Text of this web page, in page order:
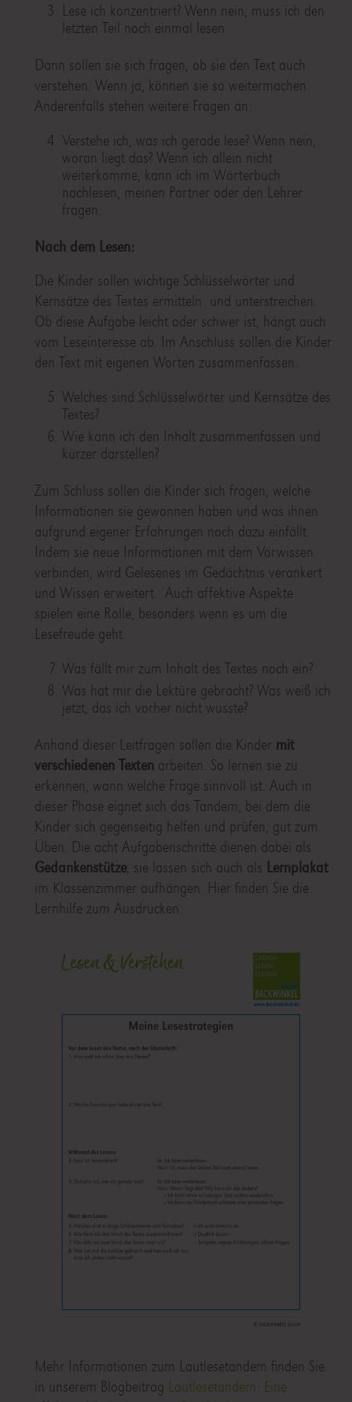
Lese ich konzentriert? Wenn nein, muss ich den
letzten Teil noch einmal lesen.
Dann sollen sie sich fragen, ob sie den Text auch
verstehen. Wenn ja, können sie so weitermachen.
Anderenfalls stehen weitere Fragen an:
Verstehe ich, was ich gerade lese? Wenn nein,
woran liegt das? Wenn ich allein nicht
weiterkomme, kann ich im Wörterbuch
nachlesen, meinen Partner oder den Lehrer
fragen.
Nach dem Lesen:
Die Kinder sollen wichtige Schlüsselwörter und
Kernsätze des Textes ermitteln und unterstreichen.
Ob diese Aufgabe leicht oder schwer ist, hängt auch
vom Leseinteresse ab. Im Anschluss sollen die Kinder
den Text mit eigenen Worten zusammenfassen.
Welches sind Schlüsselwörter und Kernsätze des
Textes?
Wie kann ich den Inhalt zusammenfassen und
kürzer darstellen?
Zum Schluss sollen die Kinder sich fragen, welche
Informationen sie gewonnen haben und was ihnen
aufgrund eigener Erfahrungen noch dazu einfällt.
Indem sie neue Informationen mit dem Vorwissen
verbinden, wird Gelesenes im Gedächtnis verankert
und Wissen erweitert. Auch affektive Aspekte
spielen eine Rolle, besonders wenn es um die
Lesefreude geht.
Was fällt mir zum Inhalt des Textes noch ein?
Was hat mir die Lektüre gebracht? Was weiß ich
jetzt, das ich vorher nicht wusste?
Anhand dieser Leitfragen sollen die Kinder mit
verschiedenen Texten arbeiten. So lernen sie zu
erkennen, wann welche Frage sinnvoll ist. Auch in
dieser Phase eignet sich das Tandem, bei dem die
Kinder sich gegenseitig helfen und prüfen, gut zum
Üben. Die acht Aufgabenschritte dienen dabei als
Gedankenstütze; sie lassen sich auch als Lernplakat
im Klassenzimmer aufhängen. Hier finden Sie die
Lernhilfe zum Ausdrucken:
Mehr Informationen zum Lautlesetandem finden Sie
in unserem Blogbeitrag Lautlesetandem: Eine